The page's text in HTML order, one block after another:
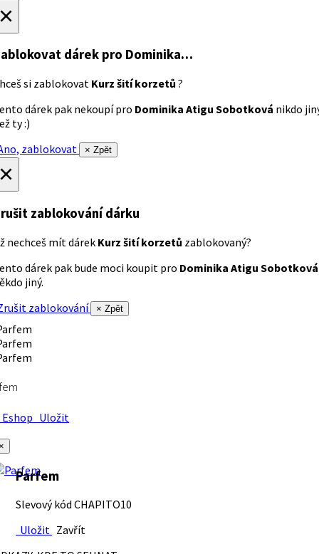
dárek pro Dominika…
si zablokovat Kurz šití korzetů ?
dárek pak nekoupí pro Dominika Atigu Sobotková nikdo
ty :)
zablokovat
× Zpět
zablokování dárku
nechceš mít dárek Kurz šití korzetů zablokovaný?
dárek pak bude moci koupit pro Dominika Atigu Sobotková
jiný.
zablokování
× Zpět
Uložit
Parfem
Slevový kód CHAPITO10
Uložit Zavřít